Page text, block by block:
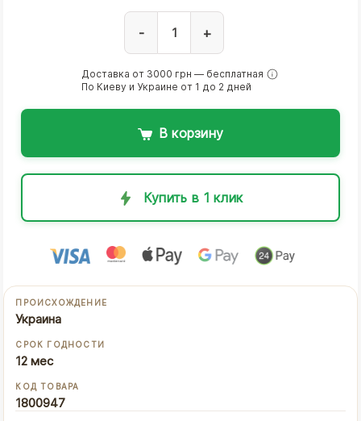
- +
Доставка от 3000 грн — бесплатная
По Киеву и Украине от 1 до 2 дней
В корзину
Купить в 1 клик
ПРОИСХОЖДЕНИЕ
Украина
СРОК ГОДНОСТИ
12 мес
КОД ТОВАРА
1800947